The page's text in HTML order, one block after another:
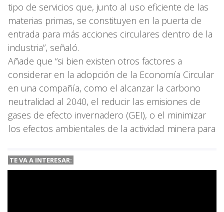
tipo de servicios que, junto al uso eficiente de las
materias primas, se constituyen en la puerta de
entrada para más acciones circulares dentro de la
industria”, señaló.
Añade que “si bien existen otros factores a
considerar en la adopción de la Economía Circular
en una compañía, como el alcanzar la carbono
neutralidad al 2040, el reducir las emisiones de
gases de efecto invernadero (GEI), o el minimizar
los efectos ambientales de la actividad minera para
TE VA A INTERESAR: